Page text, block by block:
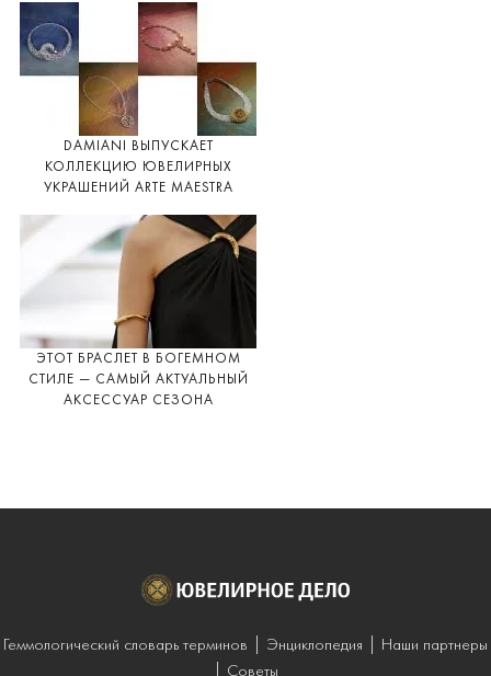
DAMIANI ВЫПУСКАЕТ
КОЛЛЕКЦИЮ ЮВЕЛИРНЫХ
УКРАШЕНИЙ ARTE MAESTRA
ЭТОТ БРАСЛЕТ В БОГЕМНОМ
СТИЛЕ — САМЫЙ АКТУАЛЬНЫЙ
АКСЕССУАР СЕЗОНА
Геммологический словарь терминов Энциклопедия
Наши партнеры
Советы